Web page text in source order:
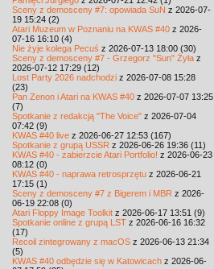
Sceny z demosceny #7: opowiada SuN z 2026-07-
19 15:24 (2)
Atari Muzeum w Poznaniu na KWAS #40 z 2026-
07-16 16:10 (4)
Nie żyje kolega Pecuś z 2026-07-13 18:00 (30)
Sceny z demosceny #7 - Grzegorz "Sun" Żyła z
2026-07-12 17:29 (12)
Lost Party 2026 nadchodzi z 2026-07-08 15:28
(23)
Pan Zenon i Atari na KWAS #40 z 2026-07-07 13:25
(7)
Spotkanie z redakcją "The Voice" z 2026-07-04
07:42 (9)
KWAS #40 live z 2026-06-27 12:53 (167)
Spotkanie z grupą USSR z 2026-06-26 19:36 (11)
KWAS #40 - zabierzcie Atari Portfolio! z 2026-06-23
08:12 (0)
KWAS #40 - naprawa retrosprzętu z 2026-06-21
17:15 (1)
Sceny z demosceny #7 z Bigerem i MBR z 2026-
06-19 22:08 (0)
Atari Floppy Image Toolkit z 2026-06-17 13:51 (9)
Spotkanie online z grupą LST z 2026-06-16 16:32
(17)
Recoil zintegrowany z macOS z 2026-06-13 21:34
(5)
KWAS #40 odbędzie się w Katowicach z 2026-06-